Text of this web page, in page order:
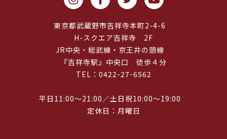
東京都武蔵野市吉祥寺本町2-4-6
H-スクエア吉祥寺 2F
JR中央・総武線・京王井の頭線
『吉祥寺駅』中央口 徒歩４分
TEL：0422-27-6562
平日11:00～21:00／土日祝10:00～19:00
定休日：月曜日